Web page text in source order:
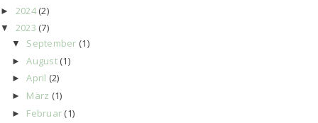
► 2024 (2)
▼ 2023 (7)
▼ September (1)
►August (1)
►April (2)
► März (1)
► Februar (1)